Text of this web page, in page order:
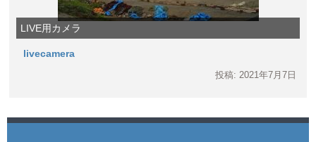
LIVE用カメラ
livecamera
投稿: 2021年7月7日